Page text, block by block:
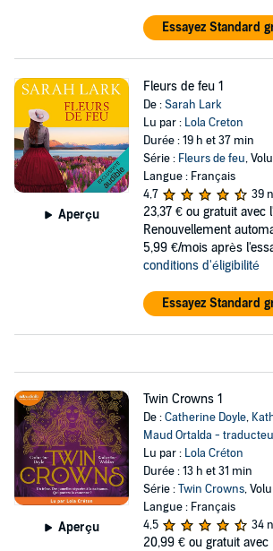
Essayez Standard
Aperçu
Fleurs de feu 1
De :Sarah Lark
Lu par : Lola Creton
Durée : 19 h et 37 min
Série : Fleurs de feu,
Langue : Français
4,7
39
23,37 € ou gratuit avec
Renouvellement
5,99 €/mois après
conditions d'éligibilité
Essayez Standard
Aperçu
Twin Crowns 1
De :Catherine Doyle,
Maud Ortalda -
Lu par : Lola Créton
Durée : 13 h et 31 min
Série :Twin Crowns,
Langue : Français
4,5
34
20,99 € ou gratuit avec